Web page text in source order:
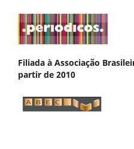
Filiada à Associação
partir de 2010